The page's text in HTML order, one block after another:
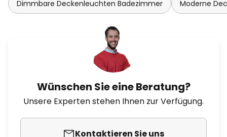
Dimmbare Deckenleuchten Badezimmer Moderne
Wünschen Sie eine Beratung?
Unsere Experten stehen Ihnen zur Verfügung.
Kontaktieren Sie uns